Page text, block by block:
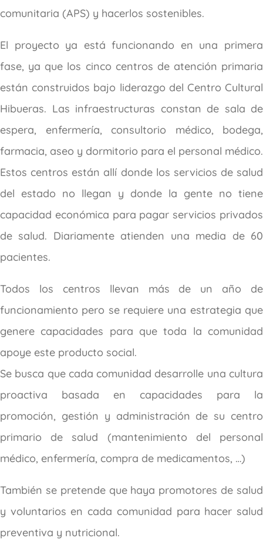
comunitaria (APS) y hacerlos sostenibles.
El proyecto ya está funcionando en una primera
fase, ya que los cinco centros de atención primaria
están construidos bajo liderazgo del Centro Cultural
Hibueras. Las infraestructuras constan de sala de
espera, enfermería, consultorio médico, bodega,
farmacia, aseo y dormitorio para el personal médico.
Estos centros están allí donde los servicios de salud
del estado no llegan y donde la gente no tiene
capacidad económica para pagar servicios privados
de salud. Diariamente atienden una media de 60
pacientes.
Todos los centros llevan más de un año de
funcionamiento pero se requiere una estrategia que
genere capacidades para que toda la comunidad
apoye este producto social.
Se busca que cada comunidad desarrolle una cultura
proactiva basada en capacidades para la
promoción, gestión y administración de su centro
primario de salud (mantenimiento del personal
médico, enfermería, compra de medicamentos, …)
También se pretende que haya promotores de salud
y voluntarios en cada comunidad para hacer salud
preventiva y nutricional.